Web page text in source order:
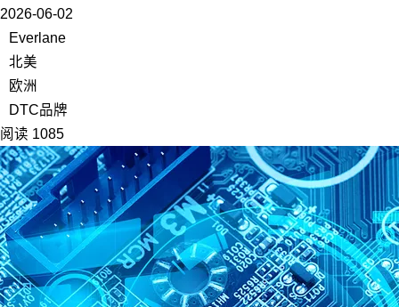
2026-06-02
Everlane
北美
欧洲
DTC品牌
阅读 1085